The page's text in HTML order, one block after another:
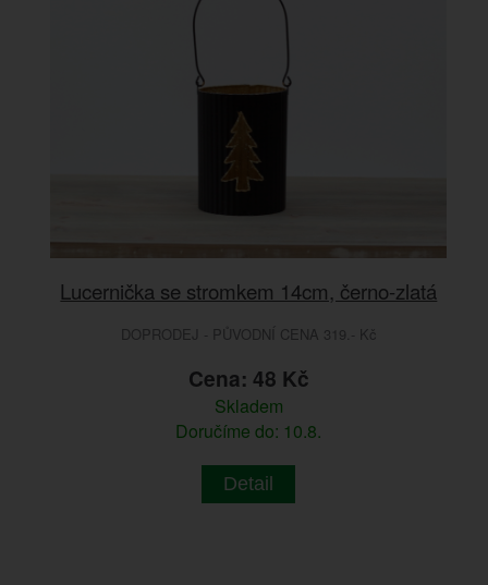
Lucernička se stromkem 14cm, černo-zlatá
DOPRODEJ - PŮVODNÍ CENA 319.- Kč
Cena: 48 Kč
Skladem
Doručíme do: 10.8.
Detail